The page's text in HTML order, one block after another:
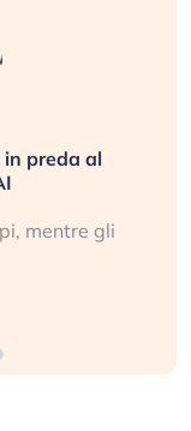
preda al
mentre gli